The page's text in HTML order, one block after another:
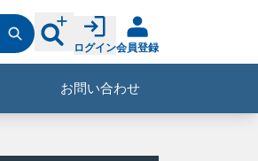
ログイン会員登録
お問い合わせ